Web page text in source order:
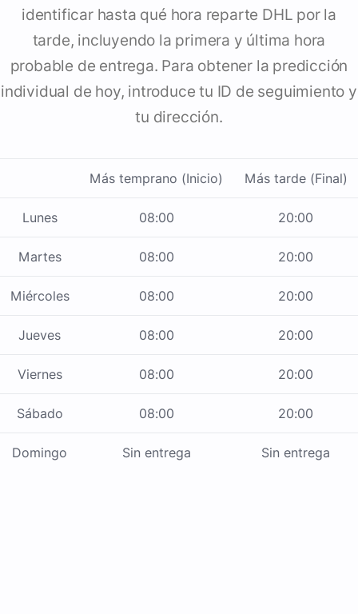
identificar hasta qué hora reparte DHL por la
tarde, incluyendo la primera y última hora
probable de entrega. Para obtener la predicción
individual de hoy, introduce tu ID de seguimiento y
tu dirección.
Más temprano (Inicio) Más tarde (Final)
Lunes 08:00 20:00
Martes 08:00 20:00
Miércoles 08:00 20:00
Jueves 08:00 20:00
Viernes 08:00 20:00
Sábado 08:00 20:00
Domingo Sin entrega Sin entrega